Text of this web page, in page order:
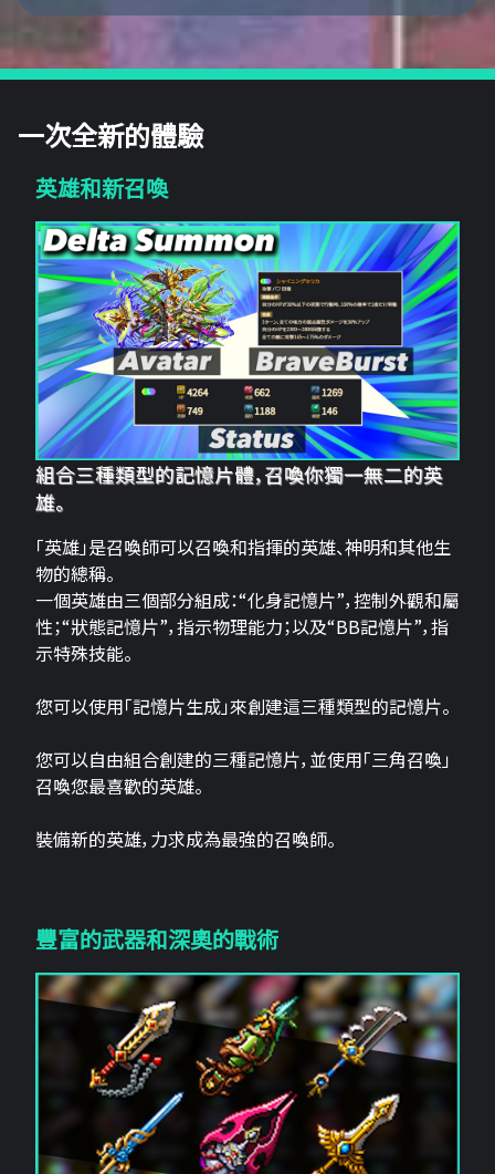
一次全新的體驗
英雄和新召喚
組合三種類型的記憶片體，召喚你獨一無二的英
雄。
「英雄」是召喚師可以召喚和指揮的英雄、神明和其他生
物的總稱。
一個英雄由三個部分組成：“化身記憶片”，控制外觀和屬
性；“狀態記憶片”，指示物理能力；以及“BB記憶片”，指
示特殊技能。
您可以使用「記憶片生成」來創建這三​​種類型的記憶片。
您可以自由組合創建的三種記憶片，並使用「三角召喚」
召喚您最喜歡的英雄。
裝備新的英雄，力求成為最強的召喚師。
豐富的武器和深奧的戰術